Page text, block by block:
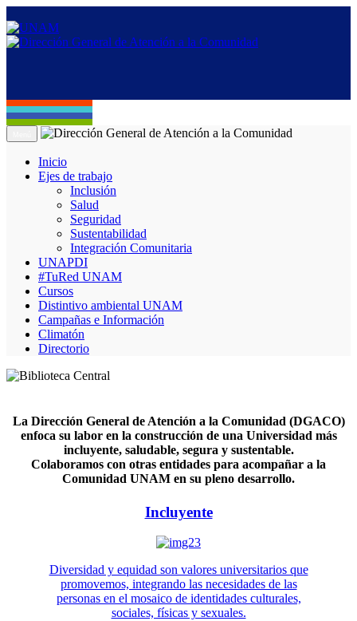
Inicio
Ejes de trabajo
Inclusión
Salud
Seguridad
Sustentabilidad
Integración Comunitaria
UNAPDI
#TuRed UNAM
Cursos
Distintivo ambiental UNAM
Campañas e Información
Climatón
Directorio
La Dirección General de Atención a la Comunidad (DGACO)
enfoca su labor en la construcción de una Universidad más
incluyente, saludable, segura y sustentable.
Colaboramos con otras entidades para acompañar a la
Comunidad UNAM en su pleno desarrollo.
Incluyente
Diversidad y equidad son valores universitarios que
promovemos, integrando las necesidades de las
personas en el mosaico de identidades culturales,
sociales, físicas y sexuales.